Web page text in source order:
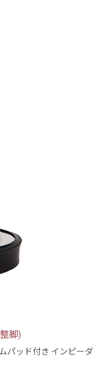
脚)
パッド付き インピーダ